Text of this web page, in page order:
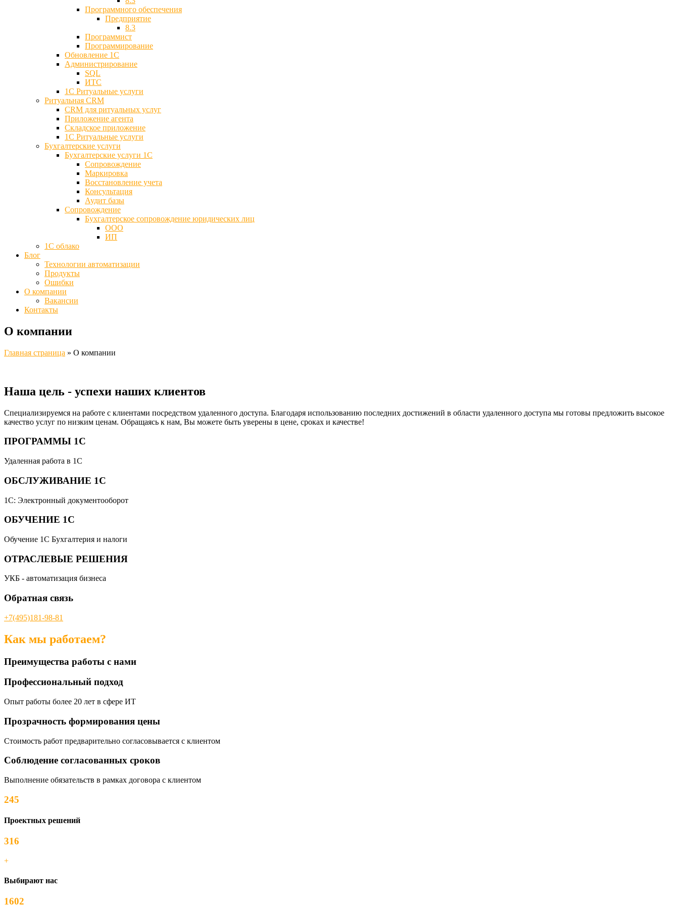
Программного обеспечения
Предприятие
8.3
Программист
Программирование
Обновление 1С
Администрирование
SQL
ИТС
1С Ритуальные услуги
Ритуальная CRM
CRM для ритуальных услуг
Приложение агента
Складское приложение
1С Ритуальные услуги
Бухгалтерские услуги
Бухгалтерские услуги 1С
Сопровождение
Маркировка
Восстановление учета
Консультация
Аудит базы
Cопровождение
Бухгалтерское сопровождение юридических лиц
ООО
ИП
1С облако
Блог
Технологии автоматизации
Продукты
Ошибки
О компании
Вакансии
Контакты
О компании
Главная страница » О компании
Наша цель - успехи наших клиентов
Специализируемся на работе с клиентами посредством удаленного доступа. Благодаря использованию последних достижений в области удаленного доступа мы готовы предложить высокое
качество услуг по низким ценам. Обращаясь к нам, Вы можете быть уверены в цене, сроках и качестве!
ПРОГРАММЫ 1С
Удаленная работа в 1С
ОБСЛУЖИВАНИЕ 1С
1С: Электронный документооборот
ОБУЧЕНИЕ 1С
Обучение 1С Бухгалтерия и налоги
ОТРАСЛЕВЫЕ РЕШЕНИЯ
УКБ - автоматизация бизнеса
Обратная связь
+7(495)181-98-81
Как мы работаем?
Преимущества работы с нами
Профессиональный подход
Опыт работы более 20 лет в сфере ИТ
Прозрачность формирования цены
Стоимость работ предварительно согласовывается с клиентом
Соблюдение согласованных сроков
Выполнение обязательств в рамках договора с клиентом
245
Проектных решений
316
+
Выбирают нас
1602